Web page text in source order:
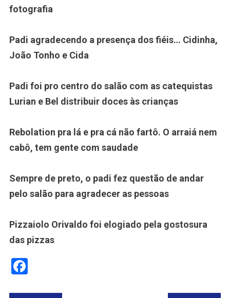
fotografia
Padi agradecendo a presença dos fiéis… Cidinha,
João Tonho e Cida
Padi foi pro centro do salão com as catequistas
Lurian e Bel distribuir doces às crianças
Rebolation pra lá e pra cá não fartô. O arraiá nem
cabô, tem gente com saudade
Sempre de preto, o padi fez questão de andar
pelo salão para agradecer as pessoas
Pizzaiolo Orivaldo foi elogiado pela gostosura
das pizzas